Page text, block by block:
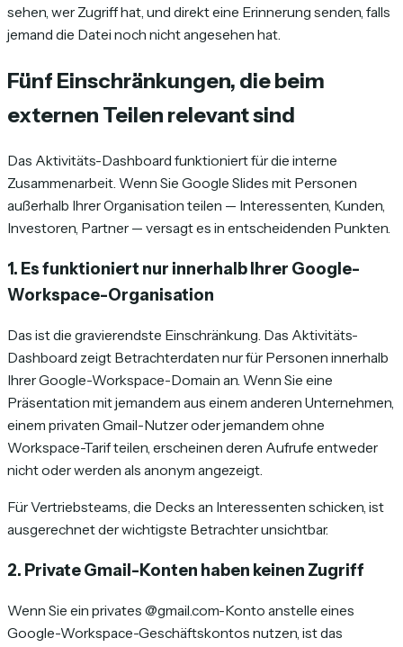
sehen, wer Zugriff hat, und direkt eine Erinnerung senden, falls
jemand die Datei noch nicht angesehen hat.
Fünf Einschränkungen, die beim
externen Teilen relevant sind
Das Aktivitäts-Dashboard funktioniert für die interne
Zusammenarbeit. Wenn Sie Google Slides mit Personen
außerhalb Ihrer Organisation teilen — Interessenten, Kunden,
Investoren, Partner — versagt es in entscheidenden Punkten.
1. Es funktioniert nur innerhalb Ihrer Google-
Workspace-Organisation
Das ist die gravierendste Einschränkung. Das Aktivitäts-
Dashboard zeigt Betrachterdaten nur für Personen innerhalb
Ihrer Google-Workspace-Domain an. Wenn Sie eine
Präsentation mit jemandem aus einem anderen Unternehmen,
einem privaten Gmail-Nutzer oder jemandem ohne
Workspace-Tarif teilen, erscheinen deren Aufrufe entweder
nicht oder werden als anonym angezeigt.
Für Vertriebsteams, die Decks an Interessenten schicken, ist
ausgerechnet der wichtigste Betrachter unsichtbar.
2. Private Gmail-Konten haben keinen Zugriff
Wenn Sie ein privates @gmail.com-Konto anstelle eines
Google-Workspace-Geschäftskontos nutzen, ist das